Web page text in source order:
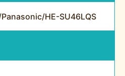
HE-SU46LQS